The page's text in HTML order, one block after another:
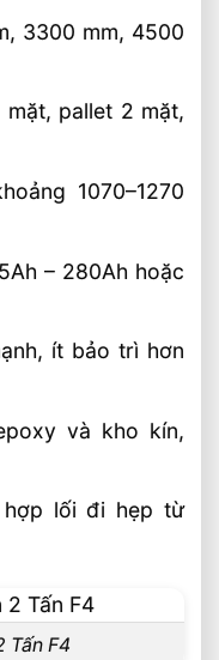
3300 mm, 4500
pallet 2 mặt,
1070–1270
– 280Ah hoặc
ít bảo trì hơn
và kho kín,
hợp lối đi hẹp từ
Tấn F4